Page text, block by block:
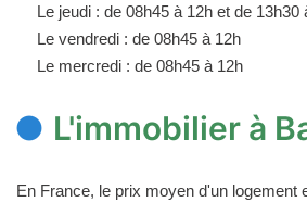
Le jeudi : de 08h45 à 12h et de 13h30
Le vendredi : de 08h45 à 12h
Le mercredi : de 08h45 à 12h
L'immobilier à
En France, le prix moyen d'un logement